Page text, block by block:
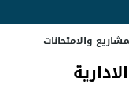
والامتحانات